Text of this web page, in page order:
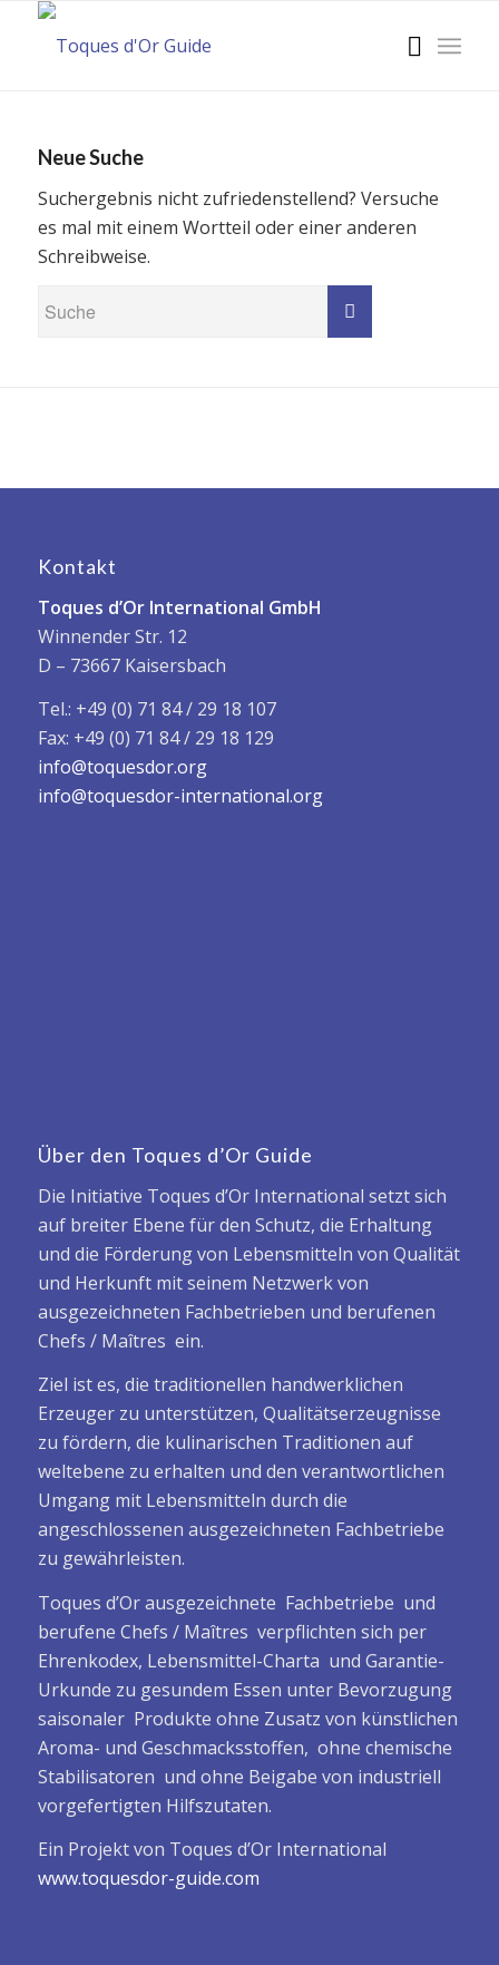
Neue Suche
Suchergebnis nicht zufriedenstellend? Versuche
es mal mit einem Wortteil oder einer anderen
Schreibweise.
Kontakt
Toques d’Or International GmbH
Winnender Str. 12
D – 73667 Kaisersbach
Tel.: +49 (0) 71 84 / 29 18 107
Fax: +49 (0) 71 84 / 29 18 129
info@toquesdor.org
info@toquesdor-international.org
Über den Toques d’Or Guide
Die Initiative Toques d’Or International setzt sich
auf breiter Ebene für den Schutz, die Erhaltung
und die Förderung von Lebensmitteln von Qualität
und Herkunft mit seinem Netzwerk von
ausgezeichneten Fachbetrieben und berufenen
Chefs / Maîtres ein.
Ziel ist es, die traditionellen handwerklichen
Erzeuger zu unterstützen, Qualitätserzeugnisse
zu fördern, die kulinarischen Traditionen auf
weltebene zu erhalten und den verantwortlichen
Umgang mit Lebensmitteln durch die
angeschlossenen ausgezeichneten Fachbetriebe
zu gewährleisten.
Toques d’Or ausgezeichnete Fachbetriebe und
berufene Chefs / Maîtres verpflichten sich per
Ehrenkodex, Lebensmittel-Charta und Garantie-
Urkunde zu gesundem Essen unter Bevorzugung
saisonaler Produkte ohne Zusatz von künstlichen
Aroma- und Geschmacksstoffen, ohne chemische
Stabilisatoren und ohne Beigabe von industriell
vorgefertigten Hilfszutaten.
Ein Projekt von Toques d’Or International
www.toquesdor-guide.com